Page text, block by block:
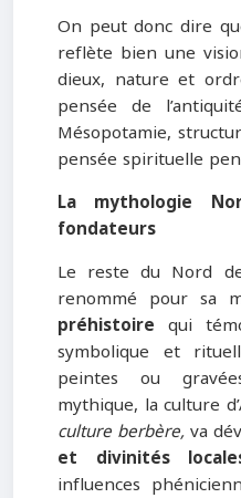
On peut donc dire
reflète bien une
dieux, nature et
pensée de
Mésopotamie,
pensée spirituelle
La mythologie
fondateurs
Le reste du Nord
renommé pour sa
préhistoire qui
symbolique et
peintes ou
mythique, la culture
culture berbère,va
et divinités
influences